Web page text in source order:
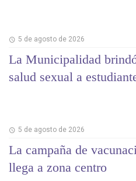
5 de agosto de 2026
La Municipalidad
salud sexual a
5 de agosto de 2026
La campaña de
llega a zona centro